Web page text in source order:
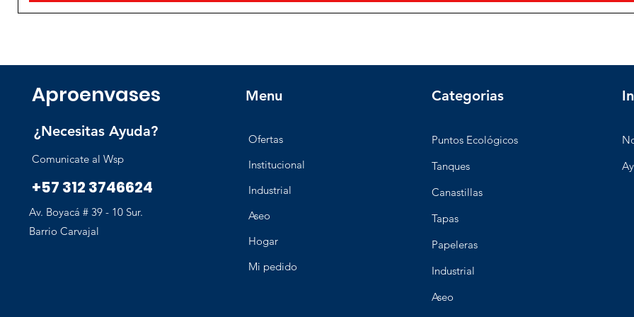
Aproenvases
¿Necesitas Ayuda?
Comunicate al Wsp
+57 312 3746624
Av. Boyacá # 39 - 10 Sur.
Barrio Carvajal
Menu
Ofertas
Institucional
Industrial
Aseo
Hogar
Mi pedido
Categorias
Puntos Ecológicos
Tanques
Canastillas
Tapas
Papeleras
Industrial
Aseo